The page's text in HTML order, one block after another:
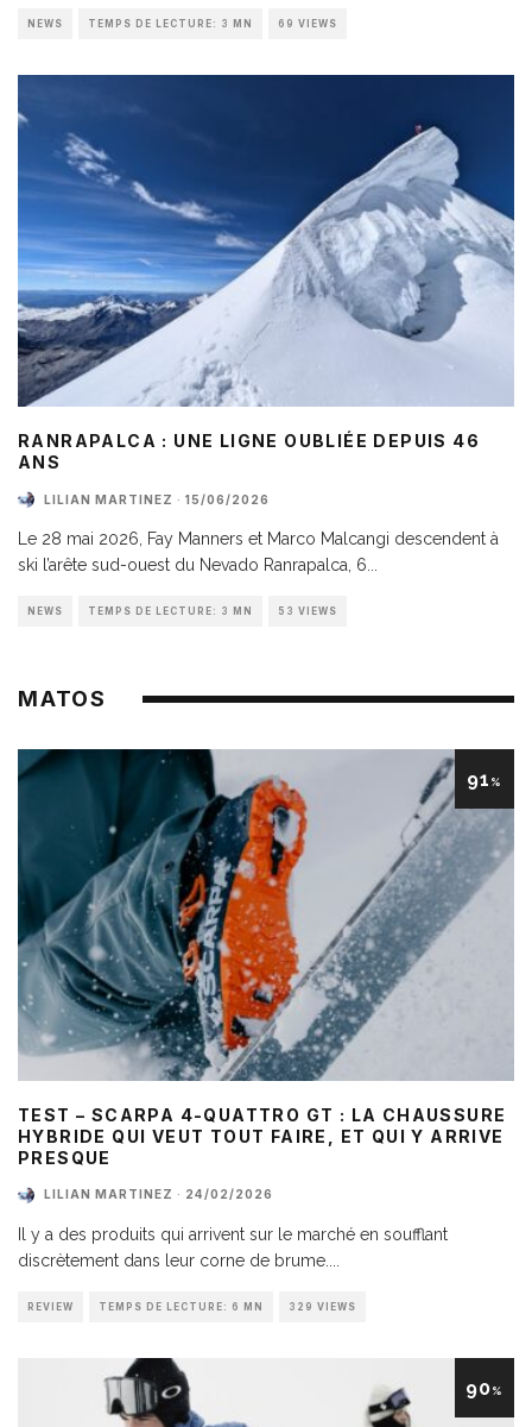
NEWS TEMPS DE LECTURE: 3 MN 69 VIEWS
RANRAPALCA : UNE LIGNE OUBLIÉE DEPUIS 46
ANS
LILIAN MARTINEZ · 15/06/2026
Le 28 mai 2026, Fay Manners et Marco Malcangi descendent à
ski l’arête sud-ouest du Nevado Ranrapalca, 6
NEWS TEMPS DE LECTURE: 3 MN 53 VIEWS
MATOS
91 %
TEST – SCARPA 4-QUATTRO GT : LA CHAUSSURE
HYBRIDE QUI VEUT TOUT FAIRE, ET QUI Y ARRIVE
PRESQUE
LILIAN MARTINEZ · 24/02/2026
Il y a des produits qui arrivent sur le marché en soufflant
discrètement dans leur corne de brume.
REVIEW TEMPS DE LECTURE: 6 MN 329 VIEWS
90%